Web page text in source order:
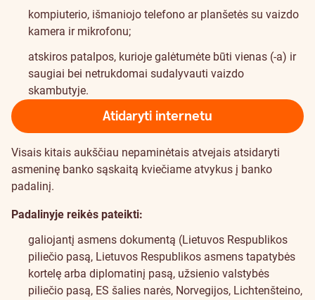
kompiuterio, išmaniojo telefono ar planšetės su vaizdo
kamera ir mikrofonu;
atskiros patalpos, kurioje galėtumėte būti vienas (-a) ir
saugiai bei netrukdomai sudalyvauti vaizdo
skambutyje.
Atidaryti internetu
Visais kitais aukščiau nepaminėtais atvejais atsidaryti
asmeninę banko sąskaitą kviečiame atvykus į banko
padalinį.
Padalinyje reikės pateikti:
galiojantį asmens dokumentą (Lietuvos Respublikos
piliečio pasą, Lietuvos Respublikos asmens tapatybės
kortelę arba diplomatinį pasą, užsienio valstybės
piliečio pasą, ES šalies narės, Norvegijos, Lichtenšteino,